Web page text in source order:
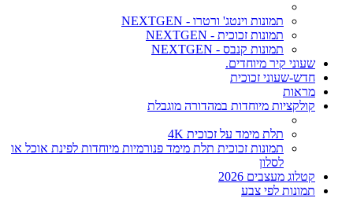
תמונות וינטג' ורטרו - NEXTGEN
תמונות זכוכית - NEXTGEN
תמונות קנבס - NEXTGEN
שעוני קיר מיוחדים.
חדש-שעוני זכוכית
מראות
קולקציות מיוחדות במהדורה מוגבלת
תלת מימד על זכוכית 4K
תמונות זכוכית תלת מימד פנורמיות מיוחדות לפינת אוכל או
לסלון
קטלוג מעצבים 2026
תמונות לפי צבע